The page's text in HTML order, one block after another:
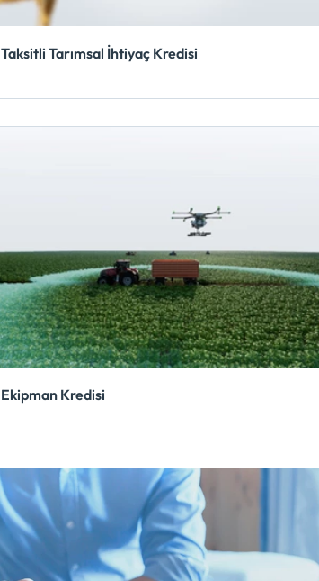
Taksitli Tarımsal İhtiyaç Kredisi
Ekipman Kredisi